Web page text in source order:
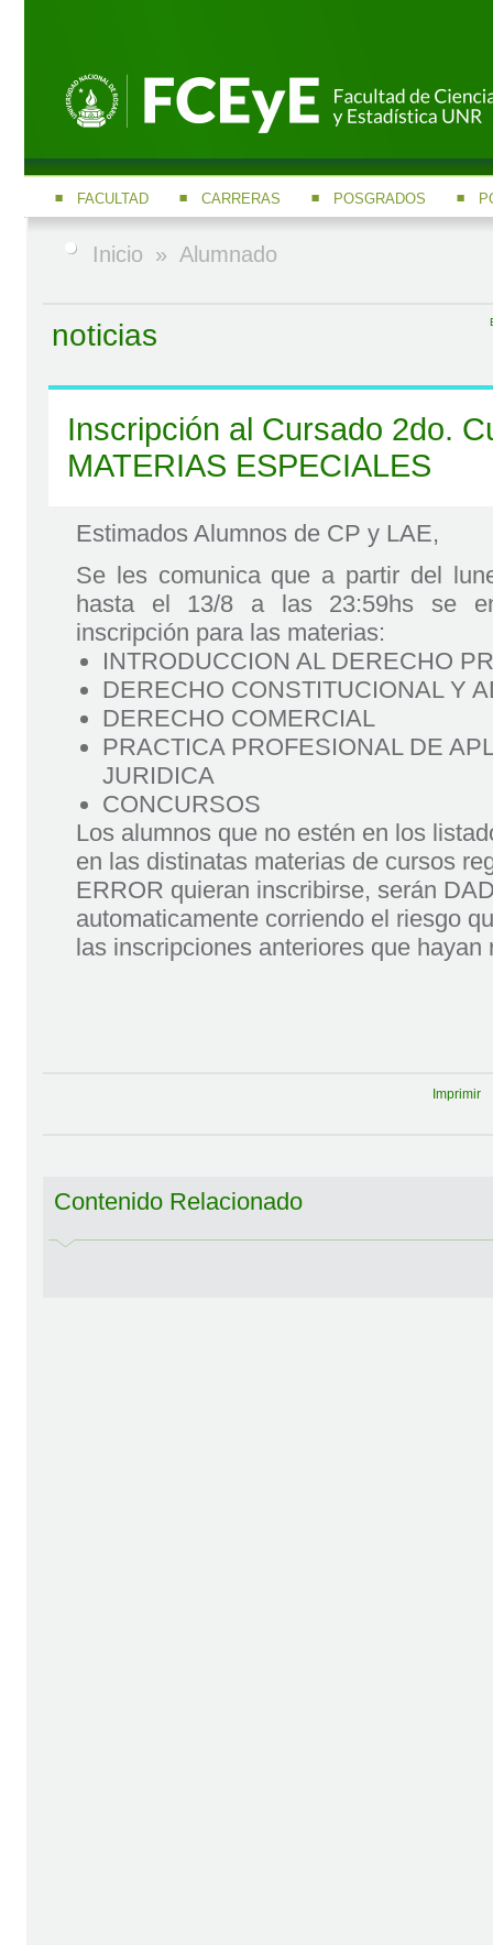
FACULTAD CARRERAS POSGRADOS
Inicio » Alumnado
noticias
Inscripción al Cursado 2do.
MATERIAS ESPECIALES
Estimados Alumnos de CP y LAE,
Se les comunica que a partir del
hasta el 13/8 a las 23:59hs se
inscripción para las materias:
INTRODUCCION AL DERECHO
DERECHO CONSTITUCIONAL Y
DERECHO COMERCIAL
PRACTICA PROFESIONAL DE
JURIDICA
CONCURSOS
Los alumnos que no estén en los
en las distinatas materias de cursos
ERROR quieran inscribirse, serán
automaticamente corriendo el riesgo
las inscripciones anteriores que hayan
Imprimir
Contenido Relacionado